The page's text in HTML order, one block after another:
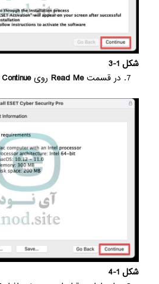
شکل 1-3
در قسمتRead MeرویContinue
شکل 1-4